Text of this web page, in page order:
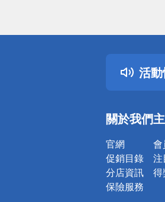
活
關於我們
官網
促銷目錄
分店資訊
保險服務
會
注
得